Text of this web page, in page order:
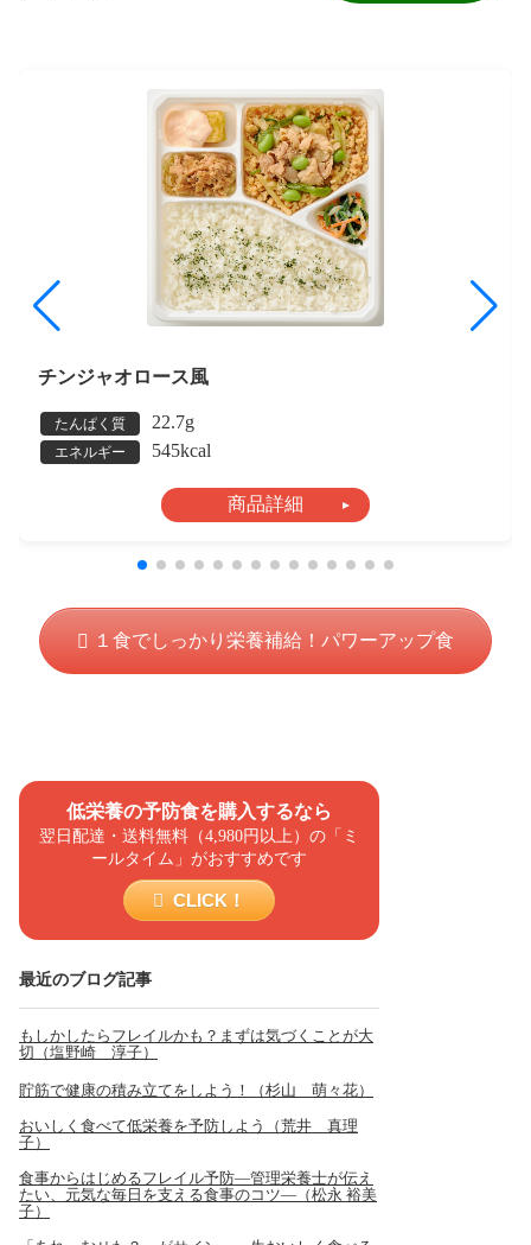
低栄養の予防食を購入するなら
翌日配達・送料無料（4,980円以上）の「ミ
ールタイム」がおすすめです
CLICK！
最近のブログ記事
もしかしたらフレイルかも？まずは気づくことが大
切（塩野崎 淳子）
貯筋で健康の積み立てをしよう！（杉山 萌々花）
おいしく食べて低栄養を予防しよう（荒井 真理
子）
食事からはじめるフレイル予防―管理栄養士が伝え
たい、元気な毎日を支える食事のコツ―（松永 裕美
子）
チンジャオロース風
たんぱく質 22.7g
エネルギー 545kcal
商品詳細
１食でしっかり栄養補給！パワーアップ食